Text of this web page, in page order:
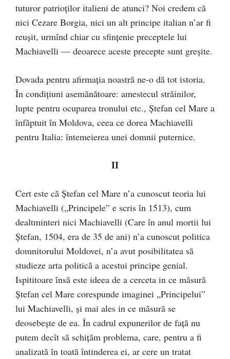
tuturor patrioţilor italieni de atunci? Noi credem că
nici Cezare Borgia, nici un alt principe italian n’ar fi
reuşit, urmînd chiar cu sfinţenie preceptele lui
Machiavelli — deoarece aceste precepte sunt greşite.
Dovada pentru afirmaţia noastră ne-o dă tot istoria.
În condiţiuni asemănătoare: amestecul străinilor,
lupte pentru ocuparea tronului etc., Ştefan cel Mare a
înfăptuit în Moldova, ceea ce dorea Machiavelli
pentru Italia: întemeierea unei domnii puternice.
II
Cert este că Ştefan cel Mare n’a cunoscut teoria lui
Machiavelli („Principele” e scris în 1513), cum
dealtminteri nici Machiavelli (Care în anul mortii lui
Ştefan, 1504, era de 35 de ani) n’a cunoscut politica
domnitorului Moldovei, n’a avut posibilitatea să
studieze arta politică a acestui principe genial.
Ispititoare însă este ideea de a cerceta in ce măsură
Ștefan cel Mare corespunde imaginei „Principelui”
lui Machiavelli, şi mai ales in ce măsură se
deosebeşte de ea. În cadrul expunerilor de faţă nu
putem decît să schiţăm problema, care, pentru a fi
analizată în toată întinderea ei, ar cere un tratat